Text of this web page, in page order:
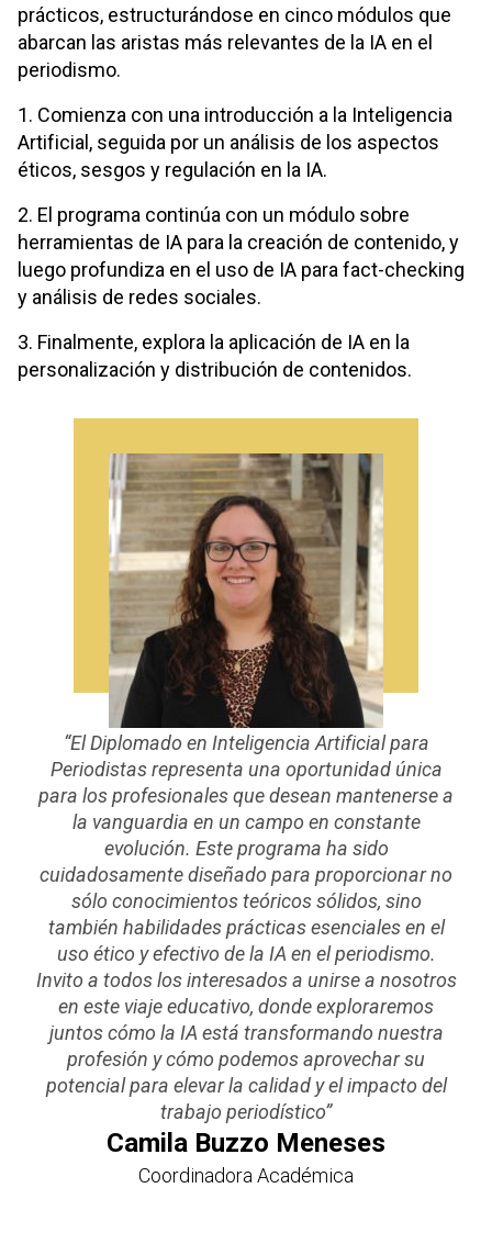
prácticos, estructurándose en cinco módulos que
abarcan las aristas más relevantes de la IA en el
periodismo.
1. Comienza con una introducción a la Inteligencia
Artificial, seguida por un análisis de los aspectos
éticos, sesgos y regulación en la IA.
2. El programa continúa con un módulo sobre
herramientas de IA para la creación de contenido, y
luego profundiza en el uso de IA para fact-checking
y análisis de redes sociales.
3. Finalmente, explora la aplicación de IA en la
personalización y distribución de contenidos.
“El Diplomado en Inteligencia Artificial para
Periodistas representa una oportunidad única
para los profesionales que desean mantenerse a
la vanguardia en un campo en constante
evolución. Este programa ha sido
cuidadosamente diseñado para proporcionar no
sólo conocimientos teóricos sólidos, sino
también habilidades prácticas esenciales en el
uso ético y efectivo de la IA en el periodismo.
Invito a todos los interesados a unirse a nosotros
en este viaje educativo, donde exploraremos
juntos cómo la IA está transformando nuestra
profesión y cómo podemos aprovechar su
potencial para elevar la calidad y el impacto del
trabajo periodístico”
Camila Buzzo Meneses
Coordinadora Académica